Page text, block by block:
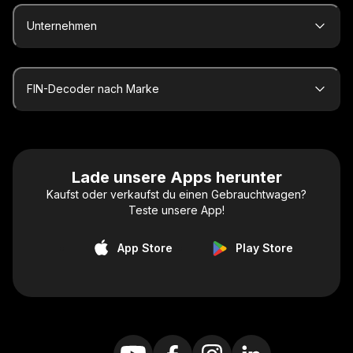
Unternehmen
FIN-Decoder nach Marke
Lade unsere Apps herunter
Kaufst oder verkaufst du einen Gebrauchtwagen?
Teste unsere App!
App Store Play Store